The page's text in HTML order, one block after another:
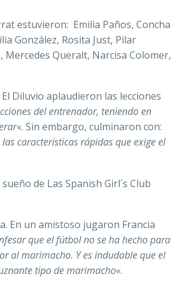
estuvieron: Emilia Paños, Concha
González, Rosita Just, Pilar
Mercedes Queralt, Narcisa Colomer,
Diluvio aplaudieron las lecciones
del entrenador, teniendo en
«. Sin embargo, culminaron con:
características rápidas que exige el
de Las Spanish Girl´s Club
En un amistoso jugaron Francia
que el fútbol no se ha hecho para
al marimacho. Y es indudable que el
tipo de marimacho«.